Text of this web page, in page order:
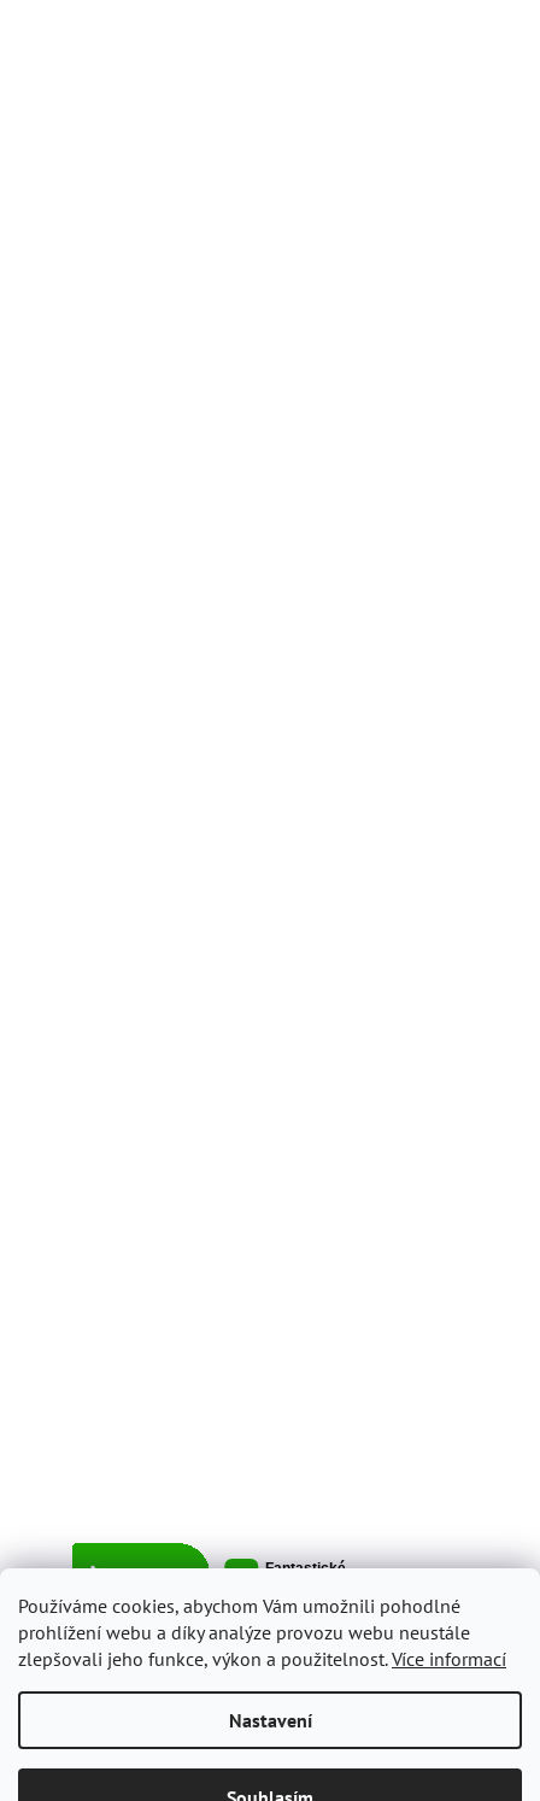
Používáme cookies, abychom Vám umožnili pohodlné
prohlížení webu a díky analýze provozu webu neustále
zlepšovali jeho funkce, výkon a použitelnost.Více informací
Nastavení
Copyright 2026ItalyShop.cz. Všechna práva vyhrazena.Upravit